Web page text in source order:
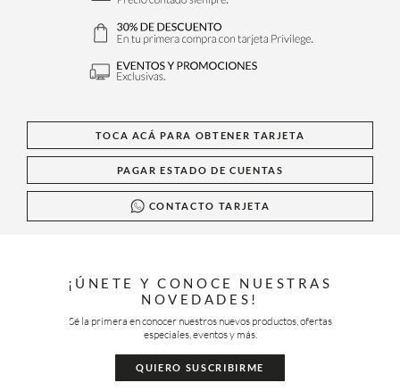
TOCA ACÁ PARA OBTENER TARJETA
PAGAR ESTADO DE CUENTAS
CONTACTO TARJETA
¡ÚNETE Y CONOCE NUESTRAS
NOVEDADES!
Sé la primera en conocer nuestros nuevos productos, ofertas
especiales, eventos y más.
QUIERO SUSCRIBIRME